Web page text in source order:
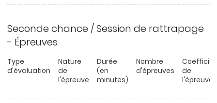
Seconde chance / Session de rattrapage
- Épreuves
Type
d'évaluation
Nature
de
l'épreuve
Durée
(en
minutes)
Nombre
d'épreuves
de
l'épreuve